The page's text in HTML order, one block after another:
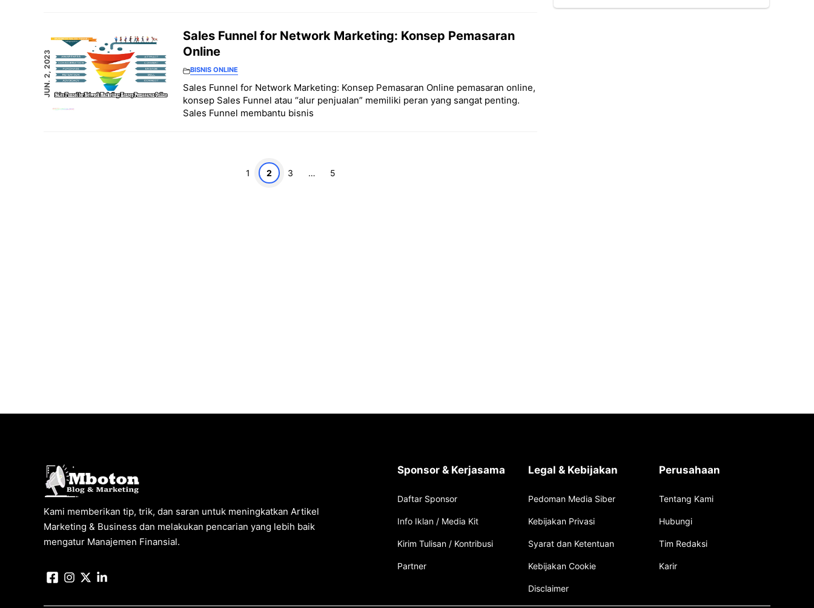
JUN. 2, 2023
Sales Funnel for Network Marketing: Konsep Pemasaran
Online
BISNIS ONLINE
Sales Funnel for Network Marketing: Konsep Pemasaran Online pemasaran online,
konsep Sales Funnel atau “alur penjualan” memiliki peran yang sangat penting.
Sales Funnel membantu bisnis
Halaman
1 Halaman
2 Halaman
3 … Halaman
5
Kami memberikan tip, trik, dan saran untuk meningkatkan Artikel
Marketing & Business dan melakukan pencarian yang lebih baik
mengatur Manajemen Finansial.
Sponsor & Kerjasama
Daftar Sponsor
Info Iklan / Media Kit
Kirim Tulisan / Kontribusi
Partner
Legal & Kebijakan
Pedoman Media Siber
Kebijakan Privasi
Syarat dan Ketentuan
Kebijakan Cookie
Disclaimer
Perusahaan
Tentang Kami
Hubungi
Tim Redaksi
Karir